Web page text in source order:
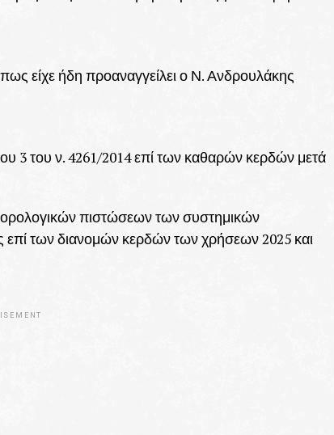
είχε ήδη προαναγγείλει ο Ν. Ανδρουλάκης
3 του ν. 4261/2014 επί των καθαρών κερδών μετά
πιστώσεων των συστημικών
των διανομών κερδών των χρήσεων 2025 και